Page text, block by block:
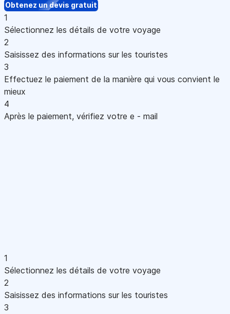
Obtenez un devis gratuit
1
Sélectionnez les détails de votre voyage
2
Saisissez des informations sur les touristes
3
Effectuez le paiement de la manière qui vous convient le
mieux
4
Après le paiement, vérifiez votre e - mail
1
Sélectionnez les détails de votre voyage
2
Saisissez des informations sur les touristes
3